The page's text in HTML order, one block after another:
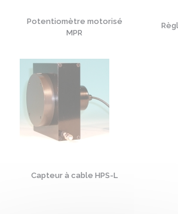
Potentiomètre motorisé
MPR
Capteur à cable HPS-L